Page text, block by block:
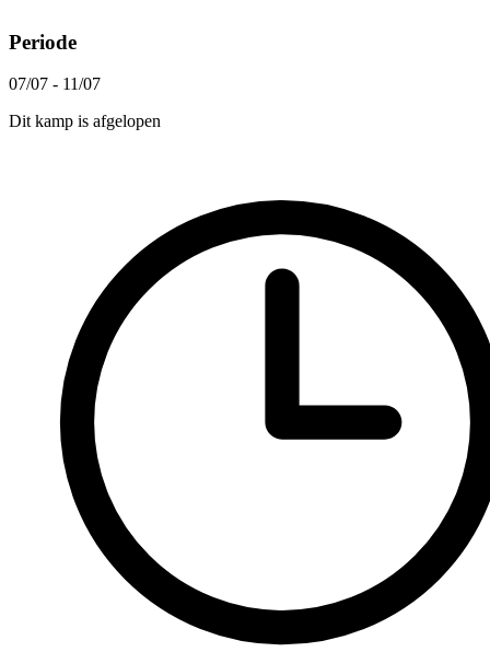
Periode
07/07 - 11/07
Dit kamp is afgelopen